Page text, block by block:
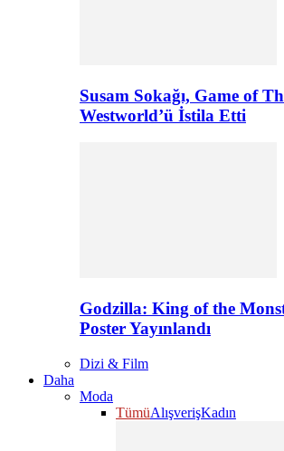
Susam Sokağı, Game of
Westworld’ü İstila Etti
Godzilla: King of the
Poster Yayınlandı
Dizi & Film
Daha
Moda
TümüAlışverişKadın